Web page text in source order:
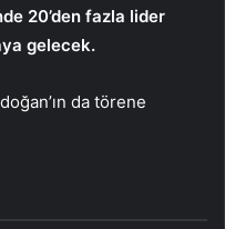
20’den fazla lider
gelecek.
da törene